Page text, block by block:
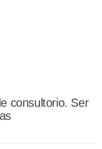
consultorio. Ser